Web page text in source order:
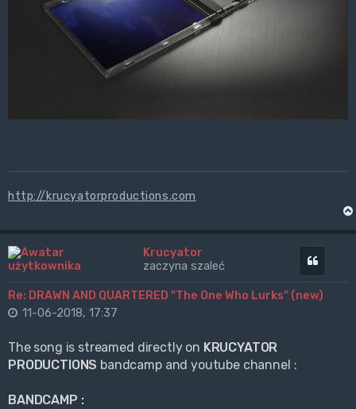
http://krucyatorproductions.com
Krucyator
zaczyna szaleć
Re: DRAWN AND QUARTERED "The One Who Lurks" (new)
11-06-2018, 17:37
The song is streamed directly on KRUCYATOR
PRODUCTIONS bandcamp and youtube channel :
BANDCAMP :